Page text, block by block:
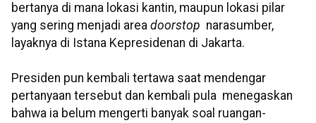
bertanya di mana lokasi kantin, maupun lokasi pilar
yang sering menjadi area doorstop narasumber,
layaknya di Istana Kepresidenan di Jakarta.
Presiden pun kembali tertawa saat mendengar
pertanyaan tersebut dan kembali pula menegaskan
bahwa ia belum mengerti banyak soal ruangan-